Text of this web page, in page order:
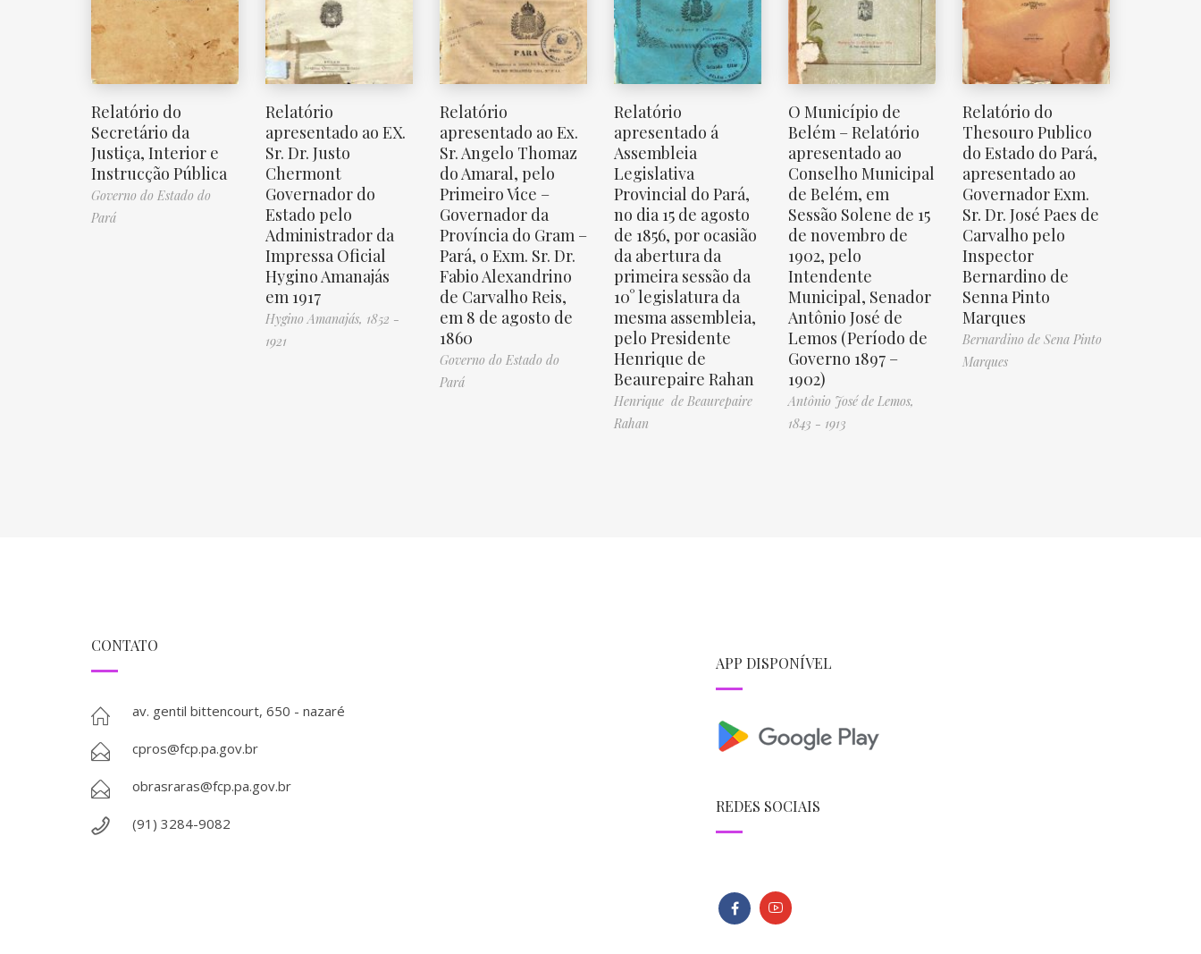
Relatório do
Secretário da
Justiça, Interior e
Instrucção Pública
Governo do Estado do
Pará
Relatório
apresentado ao EX.
Sr. Dr. Justo
Chermont
Governador do
Estado pelo
Administrador da
Impressa Oficial
Hygino Amanajás
em 1917
Hygino Amanajás, 1852 -
1921
Relatório
apresentado ao Ex.
Sr. Angelo Thomaz
do Amaral, pelo
Primeiro Vice –
Governador da
Província do Gram –
Pará, o Exm. Sr. Dr.
Fabio Alexandrino
de Carvalho Reis,
em 8 de agosto de
1860
Governo do Estado do
Pará
Relatório
apresentado á
Assembleia
Legislativa
Provincial do Pará,
no dia 15 de agosto
de 1856, por ocasião
da abertura da
primeira sessão da
10° legislatura da
mesma assembleia,
pelo Presidente
Henrique de
Beaurepaire Rahan
Henrique de Beaurepaire
Rahan
O Município de
Belém – Relatório
apresentado ao
Conselho Municipal
de Belém, em
Sessão Solene de 15
de novembro de
1902, pelo
Intendente
Municipal, Senador
Antônio José de
Lemos (Período de
Governo 1897 –
1902)
Antônio José de Lemos,
1843 - 1913
Relatório do
Thesouro Publico
do Estado do Pará,
apresentado ao
Governador Exm.
Sr. Dr. José Paes de
Carvalho pelo
Inspector
Bernardino de
Senna Pinto
Marques
Bernardino de Sena Pinto
Marques
CONTATO
av. gentil bittencourt, 650 - nazaré
cpros@fcp.pa.gov.br
obrasraras@fcp.pa.gov.br
(91) 3284-9082
APP DISPONÍVEL
REDES SOCIAIS